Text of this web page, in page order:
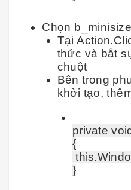
Chọn b_minisize
Tại
thức và bắt
chuột
Bên trong
khởi tạo,
private
{